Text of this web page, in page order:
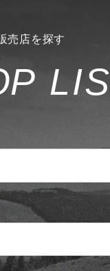
売店を探す
P LIS